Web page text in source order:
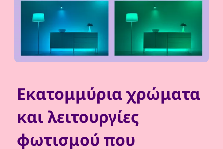
Εκατομμύρια χρώματα
και λειτουργίες
φωτισμού που